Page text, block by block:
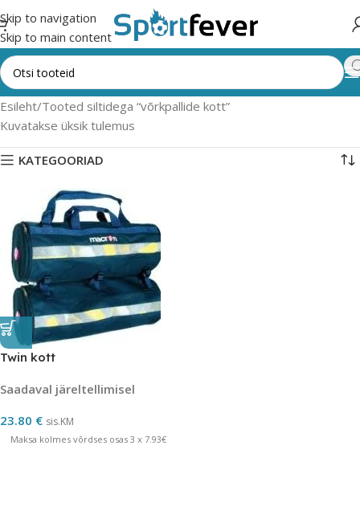
Skip to navigation
Skip to main content
Esileht Tooted siltidega “võrkpallide kott”
Kuvatakse üksik tulemus
KATEGOORIAD
Twin kott
Saadaval järeltellimisel
23.80 € sis.KM
Maksa kolmes võrdses osas 3 x 7.93€